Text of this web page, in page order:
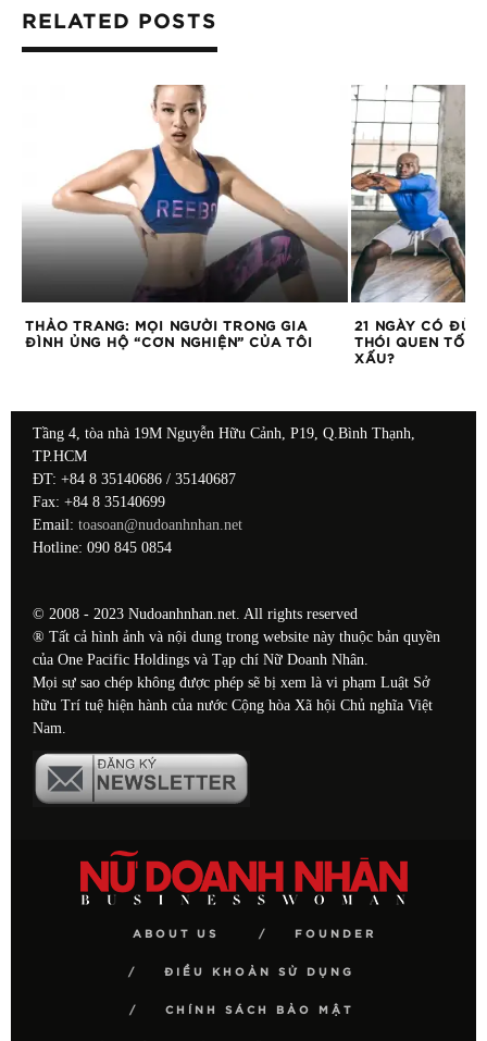
RELATED POSTS
THẢO TRANG: MỌI NGƯỜI TRONG GIA
ĐÌNH ỦNG HỘ “CƠN NGHIỆN” CỦA TÔI
21 NGÀY CÓ ĐỦ
THÓI QUEN TỐT,
XẤU?
Tầng 4, tòa nhà 19M Nguyễn Hữu Cảnh, P19, Q.Bình Thạnh,
TP.HCM
ĐT: +84 8 35140686 / 35140687
Fax: +84 8 35140699
Email: toasoan@nudoanhnhan.net
Hotline: 090 845 0854
© 2008 - 2023 Nudoanhnhan.net. All rights reserved
® Tất cả hình ảnh và nội dung trong website này thuộc bản quyền
của One Pacific Holdings và Tạp chí Nữ Doanh Nhân.
Mọi sự sao chép không được phép sẽ bị xem là vi phạm Luật Sở
hữu Trí tuệ hiện hành của nước Cộng hòa Xã hội Chủ nghĩa Việt
Nam.
ABOUT US FOUNDER
ĐIỀU KHOẢN SỬ DỤNG
CHÍNH SÁCH BẢO MẬT